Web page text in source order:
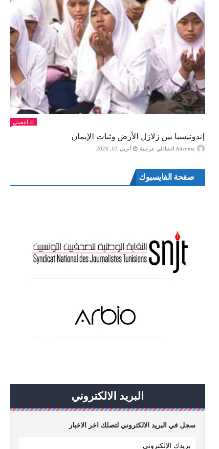
أعجبني
إندونيسيا بين زلازل الأرض وثبات الإيمان
Attayma الشاذلي عرايبية أبريل 03, 2026
صفحة الفايسبوك
البريد الالكتروني
سجل في البريد الالكتروني لتصلك اخر الاخبار